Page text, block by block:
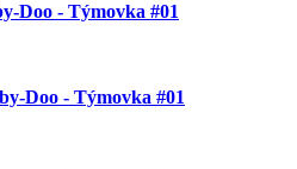
Doo - Týmovka #01
Doo - Týmovka #01